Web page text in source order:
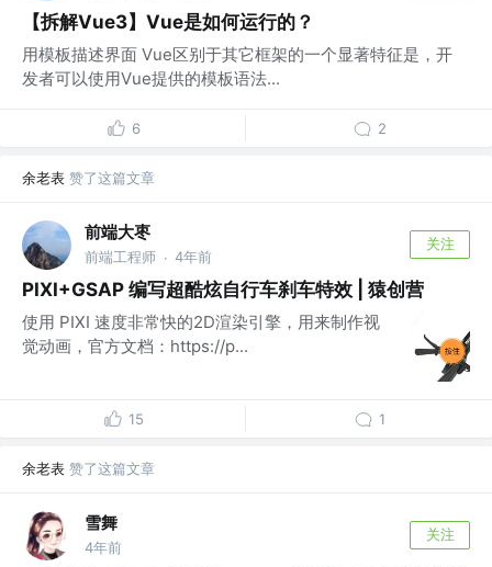
【拆解Vue3】Vue是如何运行的？
用模板描述界面 Vue区别于其它框架的一个显著特征是，开
发者可以使用Vue提供的模板语法...
6 2
余老表 赞了这篇文章
前端大枣
前端工程师 · 4年前
关注
PIXI+GSAP 编写超酷炫自行车刹车特效 | 猿创营
使用 PIXI 速度非常快的2D渲染引擎，用来制作视
觉动画，官方文档：https://p...
15 1
余老表 赞了这篇文章
雪舞
4年前
关注